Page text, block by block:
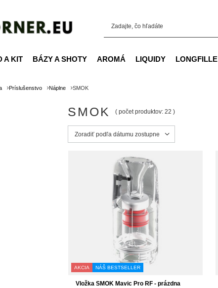
A KIT BÁZY A SHOTY AROMÁ LIQUIDY LONGFILLE
Príslušenstvo Náplne SMOK
SMOK ( počet produktov: 22 )
Zmień sortowanie
Zoradiť podľa dátumu zostupne
AKCIA NÁŠ BESTSELLER
Vložka SMOK Mavic Pro RF - prázdna